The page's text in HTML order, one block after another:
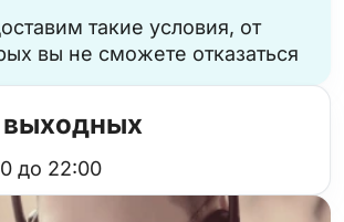
вы не сможете отказаться
выходных
до 22:00